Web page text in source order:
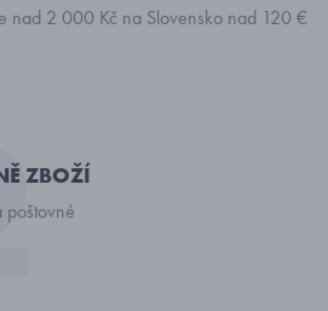
nad 2 000 Kč na Slovensko nad 120 €
ZBOŽÍ
poštovné